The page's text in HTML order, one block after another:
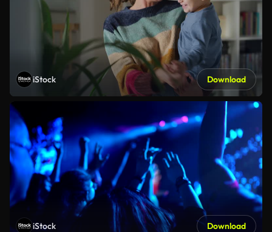
iStock Download
iStock Download